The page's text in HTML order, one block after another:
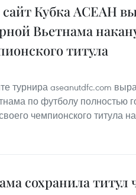
Кубка АСЕАН
Вьетнама
титула
турнира aseanutdfc.com
по футболу полностью
чемпионского титула
сохранила